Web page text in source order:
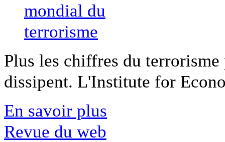
Plus les chiffres du
dissipent. L'Institute for
En savoir plus
Revue du web